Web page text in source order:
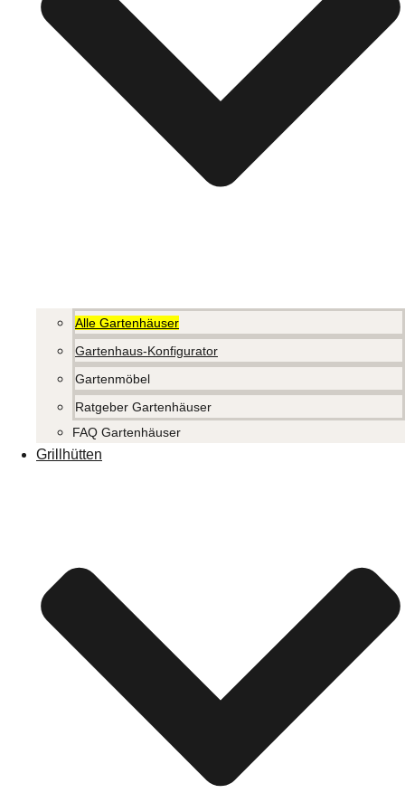
Alle Gartenhäuser
Gartenhaus-Konfigurator
Gartenmöbel
Ratgeber Gartenhäuser
FAQ Gartenhäuser
Grillhütten